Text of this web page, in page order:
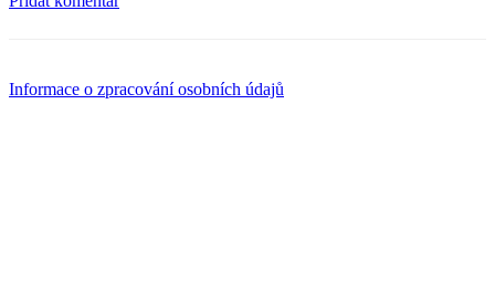
Informace o zpracování osobních údajů